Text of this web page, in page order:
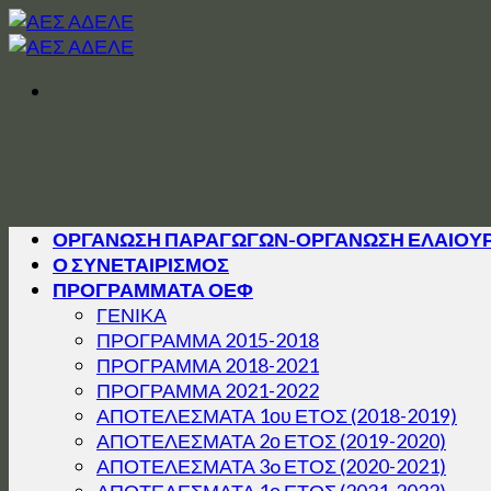
Skip
to
ΟΡΓΑΝΩΣΗ ΠΑΡΑΓΩΓΩΝ-ΟΡΓΑΝΩΣΗ
Ο ΣΥΝΕΤΑΙΡΙΣΜΟΣ
ΠΡΟΓΡΑΜΜΑΤΑ ΟΕΦ
ΓΕΝΙΚΑ
ΠΡΟΓΡΑΜΜΑ 2015-2018
ΠΡΟΓΡΑΜΜΑ 2018-2021
ΠΡΟΓΡΑΜΜΑ 2021-2022
ΑΠΟΤΕΛΕΣΜΑΤΑ 1ου ΕΤΟΣ (2018-2019)
ΑΠΟΤΕΛΕΣΜΑΤΑ 2ο ΕΤΟΣ (2019-2020)
ΑΠΟΤΕΛΕΣΜΑΤΑ 3o ΕΤΟΣ (2020-2021)